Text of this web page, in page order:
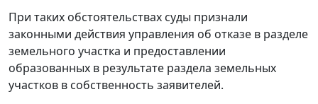
При таких обстоятельствах суды признали
законными действия управления об отказе в разделе
земельного участка и предоставлении
образованных в результате раздела земельных
участков в собственность заявителей.